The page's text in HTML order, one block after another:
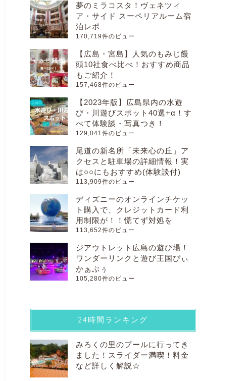
夢のミラコスタ！ヴェネツィ
ア・サイド スーペリアルーム宿
泊レポ
170,719件のビュー
【広島・宮島】人気のもみじ饅
頭10社食べ比べ！おすすめ商品
もご紹介！
157,468件のビュー
【2023年版】広島県内の水遊
び・川遊びスポット40選+α！す
べて体験談・写真つき！
129,041件のビュー
尾道の新名所「未来心の丘」ア
クセスと駐車場の詳細情報！実
は○○にもおすすめ(体験談付)
113,909件のビュー
ディズニーのオンラインチケッ
ト購入で、クレジットカード利
用制限が！！慌てず対処を
113,652件のビュー
ジアウトレット広島の遊び場！
ワンダーリンクと遊び王国ぴぃ
かぁぶぅ
105,280件のビュー
24時間ランキング
みろくの里のプールに行ってき
ました！スライダー満喫！料金
など詳しく解説☆